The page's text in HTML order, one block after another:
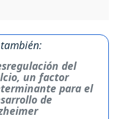
del
un factor
para el
de